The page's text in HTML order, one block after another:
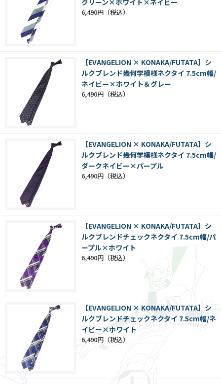
グリーン×ホワイト×ネイビー
6,490円
【EVANGELION × KONAKA/FUTATA】シ
ルクブレンド幾何学模様ネクタイ 7.5cm幅/
ネイビー×ホワイト＆グレー
6,490円
【EVANGELION × KONAKA/FUTATA】シ
ルクブレンド幾何学模様ネクタイ 7.5cm幅/
ダークネイビー×パープル
6,490円
【EVANGELION × KONAKA/FUTATA】シ
ルクブレンドチェックネクタイ 7.5cm幅/パ
ープル×ホワイト
6,490円
【EVANGELION × KONAKA/FUTATA】シ
ルクブレンドチェックネクタイ 7.5cm幅/ネ
イビー×ホワイト
6,490円